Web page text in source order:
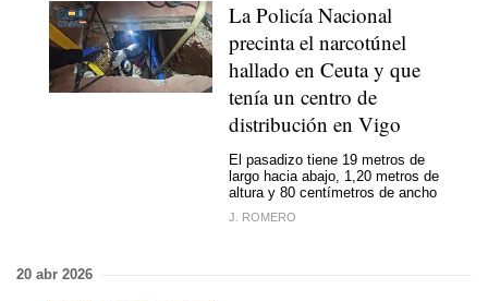
La Policía Nacional
precinta el narcotúnel
hallado en Ceuta y que
tenía un centro de
distribución en Vigo
El pasadizo tiene 19 metros de
largo hacia abajo, 1,20 metros de
altura y 80 centímetros de ancho
J. ROMERO
20 abr 2026